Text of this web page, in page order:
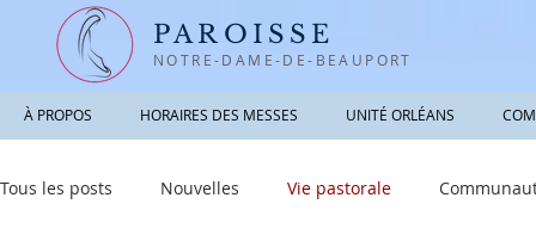
PAROISSE
NOTRE-DAME-DE-BEAUPORT
À PROPOS HORAIRES DES MESSES UNITÉ ORLÉANS
Tous les posts Nouvelles Vie pastorale